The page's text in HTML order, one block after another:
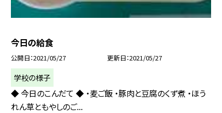
今日の給食
公開日 2021/05/27 更新日 2021/05/27
学校の様子
◆ 今日のこんだて ◆ ・麦ご飯 ・豚肉と豆腐のくず煮 ・ほう
れん草ともやしのご...